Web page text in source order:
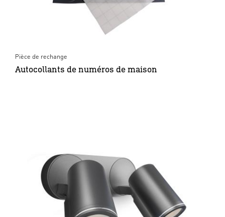
Pièce de rechange
Autocollants de numéros de maison